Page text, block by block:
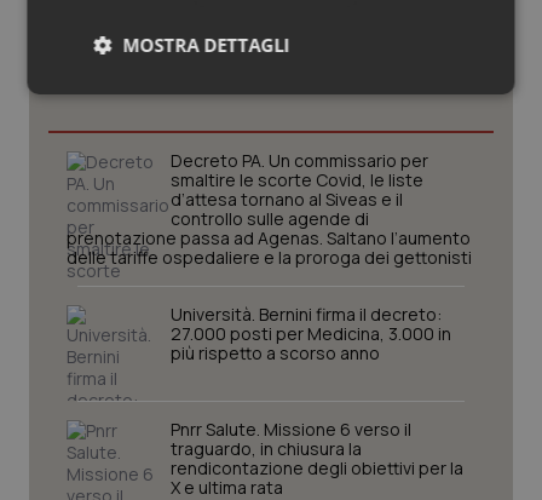
Potrebbe interessarti in
Decreto PA. Un commissario per
smaltire le scorte Covid, le liste
d’attesa tornano al Siveas e il
controllo sulle agende di
prenotazione passa ad Agenas. Saltano l’aumento
delle tariffe ospedaliere e la proroga dei gettonisti
Università. Bernini firma il decreto:
27.000 posti per Medicina, 3.000 in
più rispetto a scorso anno
Pnrr Salute. Missione 6 verso il
traguardo, in chiusura la
rendicontazione degli obiettivi per la
X e ultima rata
MOSTRA DETTAGLI
Necessari Statistici Marketing
Necessari Statistici Marketing
I cookie necessari contribuiscono a rendere fruibile il
sito web abilitandone funzionalità di base quali la
navigazione sulle pagine e l'accesso alle aree
protette del sito. Il sito web non è in grado di
funzionare correttamente senza questi cookie.
Nome
Fornitore/Dominio
VISITOR_PRIVACY_METADATA
YouTube
.youtube.com